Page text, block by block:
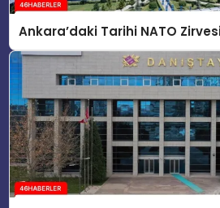
Ankara’daki Tarihi NATO